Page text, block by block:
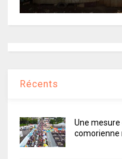
Récents
Une
comorienne